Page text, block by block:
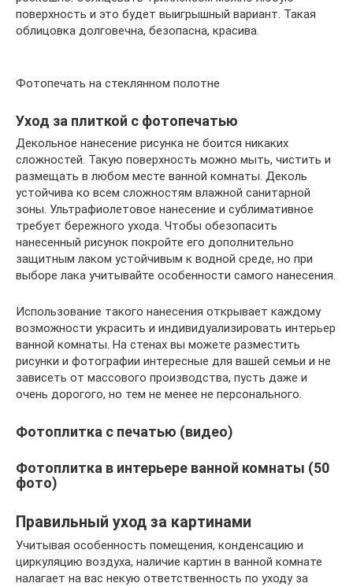
поверхность и это будет выигрышный вариант. Такая
облицовка долговечна, безопасна, красива.
Фотопечать на стеклянном полотне
Уход за плиткой с фотопечатью
Декольное нанесение рисунка не боится никаких
сложностей. Такую поверхность можно мыть, чистить и
размещать в любом месте ванной комнаты. Деколь
устойчива ко всем сложностям влажной санитарной
зоны. Ультрафиолетовое нанесение и сублимативное
требует бережного ухода. Чтобы обезопасить
нанесенный рисунок покройте его дополнительно
защитным лаком устойчивым к водной среде, но при
выборе лака учитывайте особенности самого нанесения.
Использование такого нанесения открывает каждому
возможности украсить и индивидуализировать интерьер
ванной комнаты. На стенах вы можете разместить
рисунки и фотографии интересные для вашей семьи и не
зависеть от массового производства, пусть даже и
очень дорогого, но тем не менее не персонального.
Фотоплитка с печатью (видео)
Фотоплитка в интерьере ванной комнаты (50
фото)
Правильный уход за картинами
Учитывая особенность помещения, конденсацию и
циркуляцию воздуха, наличие картин в ванной комнате
налагает на вас некую ответственность по уходу за